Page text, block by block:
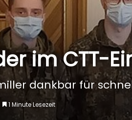
im CTT-
dankbar für
1 Minute Lesezeit